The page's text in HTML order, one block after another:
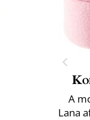
A
Lana